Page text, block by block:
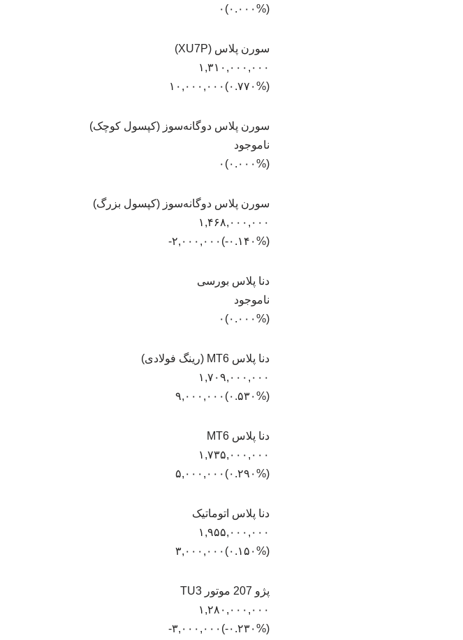
(۰.۰۰۰%)۰
سورن پلاس (XU7P)
۱,۳۱۰,۰۰۰,۰۰۰
(‎۰.۷۷۰%‏)‎۱۰,۰۰۰,۰۰۰‏
سورن پلاس دوگانه‌سوز (کپسول کوچک)
ناموجود
(۰.۰۰۰%)۰
سورن پلاس دوگانه‌سوز (کپسول بزرگ)
۱,۴۶۸,۰۰۰,۰۰۰
(‎-۰.۱۴۰%‏)‎-۲,۰۰۰,۰۰۰‏
دنا پلاس بورسی
ناموجود
(۰.۰۰۰%)۰
دنا پلاس MT6 (رینگ فولادی)
۱,۷۰۹,۰۰۰,۰۰۰
(‎۰.۵۳۰%‏)‎۹,۰۰۰,۰۰۰‏
دنا پلاس MT6
۱,۷۳۵,۰۰۰,۰۰۰
(‎۰.۲۹۰%‏)‎۵,۰۰۰,۰۰۰‏
دنا پلاس اتوماتیک
۱,۹۵۵,۰۰۰,۰۰۰
(‎۰.۱۵۰%‏)‎۳,۰۰۰,۰۰۰‏
پژو 207 موتور TU3
۱,۲۸۰,۰۰۰,۰۰۰
(‎-۰.۲۳۰%‏)‎-۳,۰۰۰,۰۰۰‏